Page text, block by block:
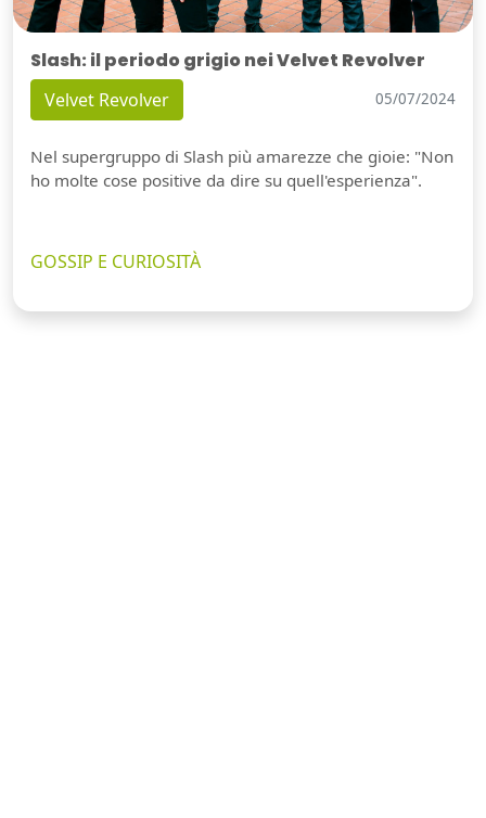
Slash: il periodo grigio nei Velvet Revolver
Velvet Revolver 05/07/2024
Nel supergruppo di Slash più amarezze che gioie: "Non
ho molte cose positive da dire su quell'esperienza".
GOSSIP E CURIOSITÀ